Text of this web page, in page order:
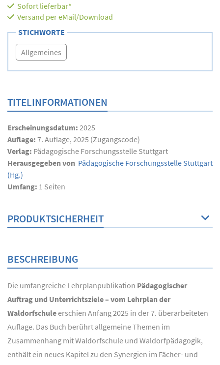
Sofort lieferbar*
Versand per eMail/Download
STICHWORTE
Allgemeines
TITELINFORMATIONEN
Erscheinungsdatum: 2025
Auflage: 7. Auflage, 2025 (Zugangscode)
Verlag: Pädagogische Forschungsstelle Stuttgart
Herausgegeben von Pädagogische Forschungsstelle Stuttgart
(Hg.)
Umfang: 1 Seiten
PRODUKTSICHERHEIT
BESCHREIBUNG
Die umfangreiche Lehrplanpublikation Pädagogischer
Auftrag und Unterrichtsziele – vom Lehrplan der
Waldorfschuleerschien Anfang 2025 in der 7. überarbeiteten
Auflage. Das Buch berührt allgemeine Themen im
Zusammenhang mit Waldorfschule und Waldorfpädagogik,
enthält ein neues Kapitel zu den Synergien im Fächer- und